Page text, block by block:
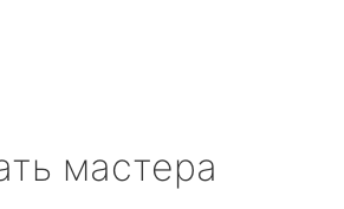
мастера